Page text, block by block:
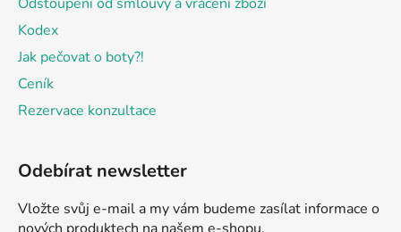
Kodex
Jak pečovat o boty?!
Ceník
Rezervace konzultace
Odebírat newsletter
Vložte svůj e-mail a my vám budeme zasílat informace o